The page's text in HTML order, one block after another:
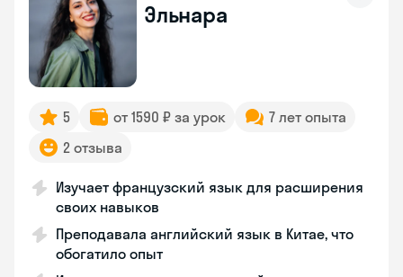
Эльнара
5 от 1590 ₽ за урок
7 лет опыта
2 отзыва
Изучает французский язык для расширения
своих навыков
Преподавала английский язык в Китае, что
обогатило опыт